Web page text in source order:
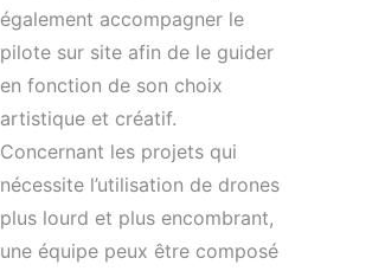
également accompagner le
pilote sur site afin de le guider
en fonction de son choix
artistique et créatif.
Concernant les projets qui
nécessite l’utilisation de drones
plus lourd et plus encombrant,
une équipe peux être composé